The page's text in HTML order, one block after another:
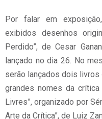
Por falar em
exibidos desenhos
Perdido”, de Cesar
lançado no dia 26. No
serão lançados dois
grandes nomes da crítica
Livres”, organizado por
Arte da Crítica”, de Luiz